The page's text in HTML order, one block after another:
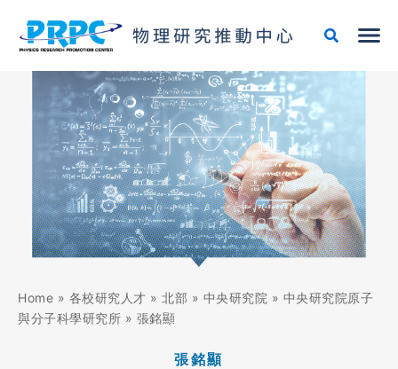
Home » 各校研究人才 » 北部 » 中央研究院 » 中央研究院原子
與分子科學研究所 » 張銘顯
張銘顯